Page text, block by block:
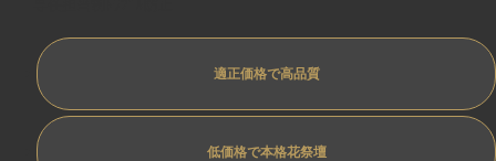
適正価格で高品質
低価格で本格花祭壇